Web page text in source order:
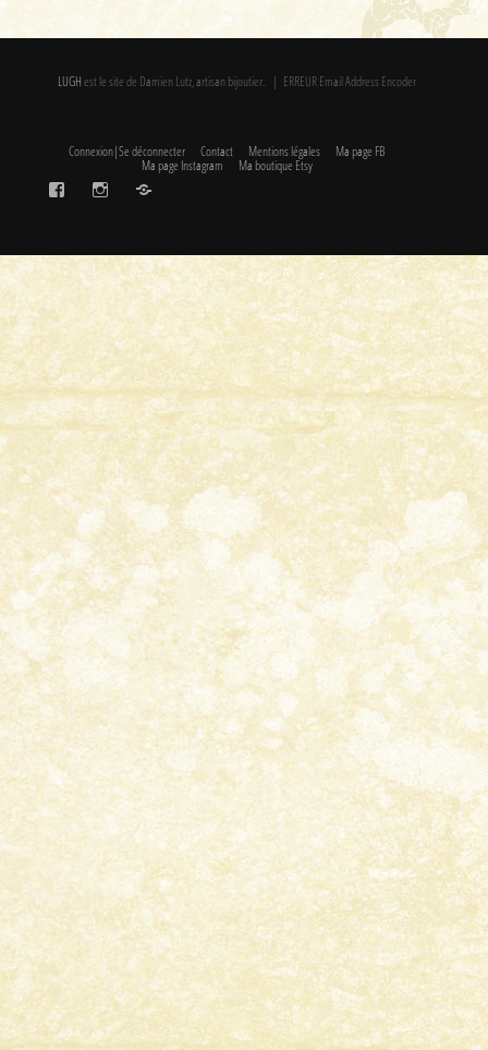
LUGHest le site de Damien Lutz, artisan bijoutier. | ERREUR Email Address Encoder
Connexion|Se déconnecter Contact Mentions légales Ma page FB
Ma page Instagram Ma boutique Etsy
FaceBook Instagram Etsy